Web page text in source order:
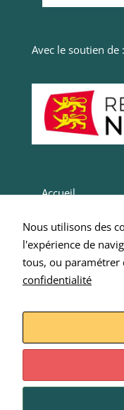
Avec le soutien de :
Accueil
Entrepreneurs
Intégrer SCOP
Nous écrire
Nous utilisons des
l'expérience de
tous, ou paramétrer
confidentialité